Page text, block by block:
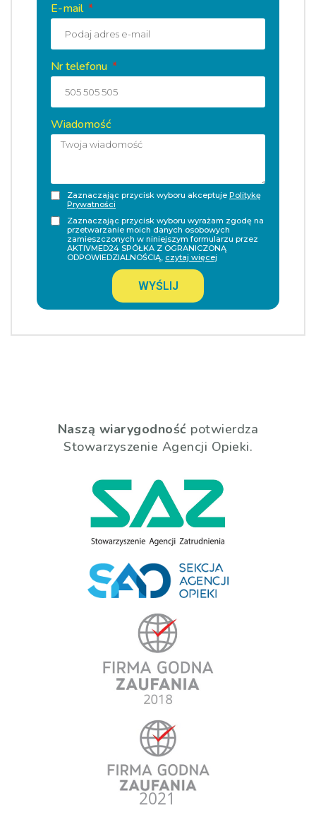
E-mail
Nr telefonu
Wiadomość
Zaznaczając przycisk wyboru akceptuje Politykę
Prywatności
Zaznaczając przycisk wyboru wyrażam zgodę na
przetwarzanie moich danych osobowych
zamieszczonych w niniejszym formularzu przez
AKTIVMED24 SPÓŁKA Z OGRANICZONĄ
ODPOWIEDZIALNOŚCIĄ, czytaj więcej
WYŚLIJ
Naszą wiarygodność potwierdza
Stowarzyszenie Agencji Opieki.